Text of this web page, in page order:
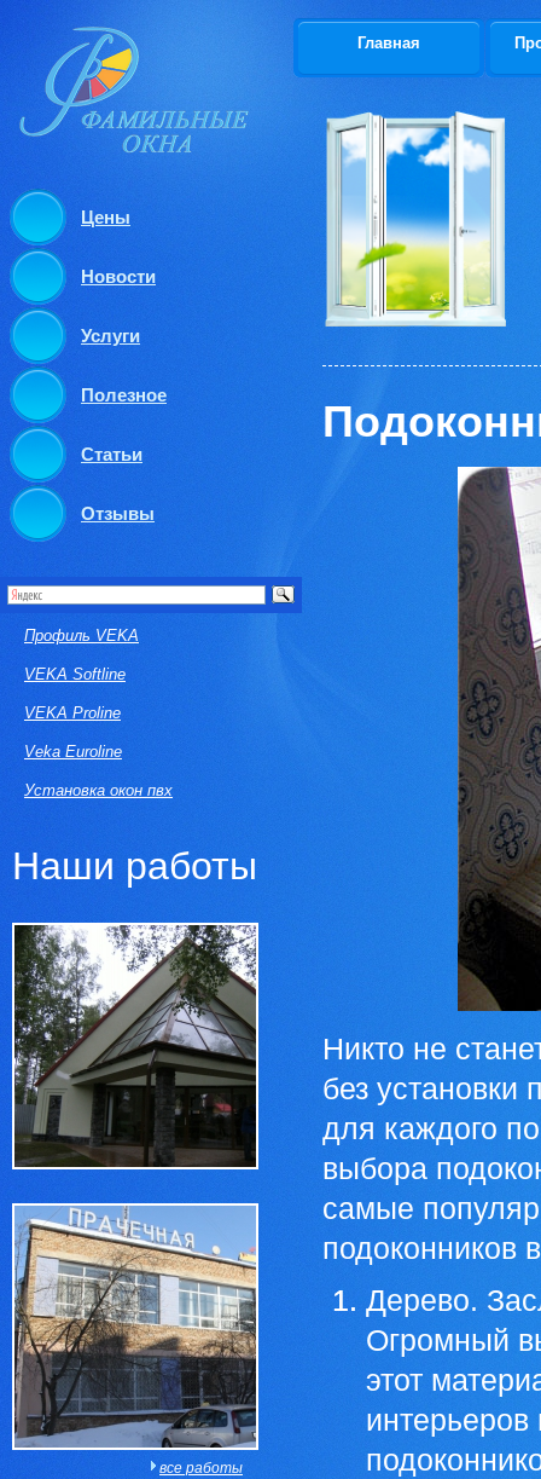
Главная
Цены
Новости
Услуги
Полезное
Статьи
Отзывы
Никто не
без
для каждого
выбора
самые
подоконников
Дерево.
Огромный
этот
Профиль VEKA
VEKA Softline
VEKA Proline
Veka Euroline
Установка окон пвх
Наши работы
все работы